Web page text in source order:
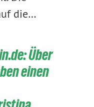
die…
Über
einen